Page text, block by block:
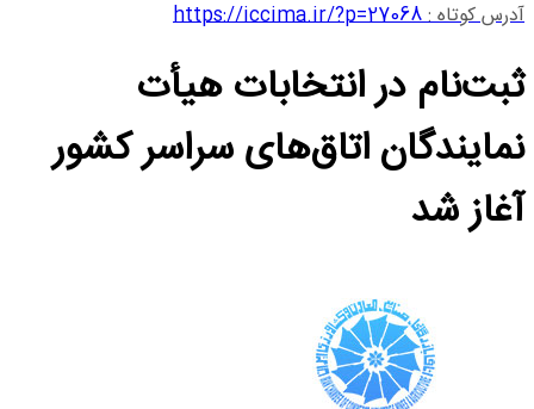
آدرس کوتاه :https://iccima.ir/?p=27068
ثبت‌نام در انتخابات هیأت
نمایندگان اتاق‌های سراسر کشور
آغاز شد